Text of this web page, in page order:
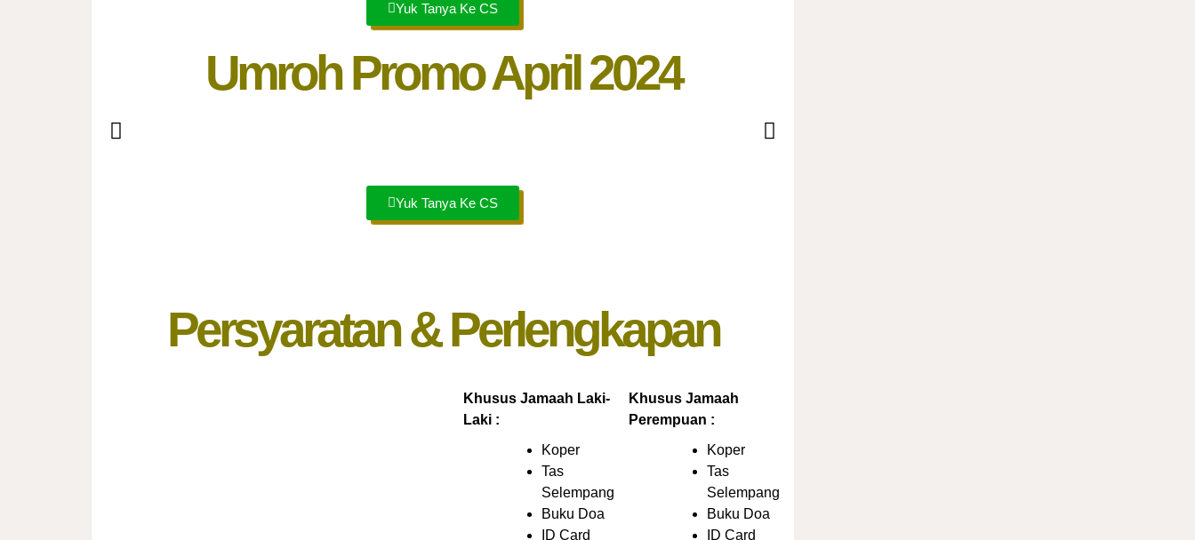
Yuk Tanya Ke CS
Umroh Promo April 2024
Yuk Tanya Ke CS
Persyaratan & Perlengkapan
Khusus Jamaah Laki-
Laki :
Koper
Tas
Selempang
Buku Doa
ID Card
Khusus Jamaah
Perempuan :
Koper
Tas
Selempang
Buku Doa
ID Card